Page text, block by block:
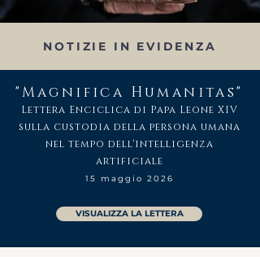
NOTIZIE IN EVIDENZA
"Magnifica Humanitas"
Lettera Enciclica di Papa Leone XIV
sulla custodia della persona umana
nel tempo dell'intelligenza
artificiale
15 maggio 2026
VISUALIZZA LA LETTERA